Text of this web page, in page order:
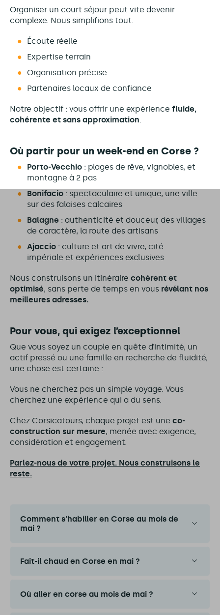
Organiser un court séjour peut vite devenir
complexe. Nous simplifions tout.
Écoute réelle
Expertise terrain
Organisation précise
Partenaires locaux de confiance
Notre objectif : vous offrir une expérience fluide,
cohérente et sans approximation.
Où partir pour un week-end en Corse ?
Porto-Vecchio : plages de rêve, vignobles, et
montagne à 2 pas
Bonifacio : spectaculaire et unique, une ville
sur des falaises calcaires
Balagne : authenticité et douceur, des villages
de caractère, la route des artisans
Ajaccio : culture et art de vivre, cité
impériale et expériences exclusives
Nous construisons un itinéraire cohérent et
optimisé, sans perte de temps en vous révélant nos
meilleures adresses.
Pour vous, qui exigez l’exceptionnel
Que vous soyez un couple en quête d’intimité, un
actif pressé ou une famille en recherche de fluidité,
une chose est certaine :
Vous ne cherchez pas un simple voyage. Vous
cherchez une expérience qui a du sens.
Chez Corsicatours, chaque projet est une co-
construction sur mesure, menée avec exigence,
considération et engagement.
Parlez-nous de votre projet. Nous construisons le
reste.
Comment s'habiller en Corse au mois de
mai ?
Fait-il chaud en Corse en mai ?
Où aller en corse au mois de mai ?